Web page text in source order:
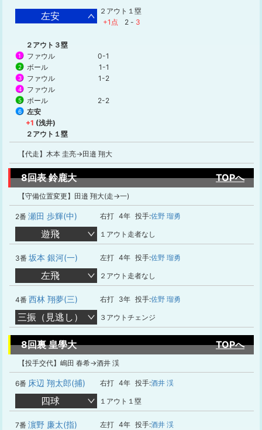
左安
２アウト１塁
+1点
2 - 3
２アウト３塁
1 ファウル 0-1
2 ボール 1-1
3 ファウル 1-2
4 ファウル
5 ボール 2-2
6
左安
+1 (浅井)
２アウト１塁
【代走】木本 圭亮→田邉 翔大
8回表 鈴鹿大 TOPへ
【守備位置変更】田邉 翔大(走→一)
2番 瀬田 歩輝(中) 右打 4年 投手:佐野 瑠勇
遊飛 １アウト走者なし
3番 坂本 銀河(一) 左打 4年 投手:佐野 瑠勇
左飛 ２アウト走者なし
4番 西林 翔夢(三) 右打 3年 投手:佐野 瑠勇
三振（見逃し） ３アウトチェンジ
8回裏 皇學大 TOPへ
【投手交代】嶋田 春希→酒井 渓
6番 床辺 翔太郎(捕) 右打 4年 投手:酒井 渓
四球 １アウト１塁
7番 濵野 廉太(指) 左打 4年 投手:酒井 渓